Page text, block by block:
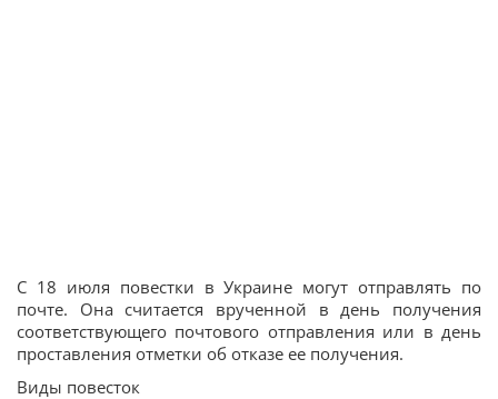
С 18 июля повестки в Украине могут отправлять по
почте. Она считается врученной в день получения
соответствующего почтового отправления или в день
проставления отметки об отказе ее получения.
Виды повесток